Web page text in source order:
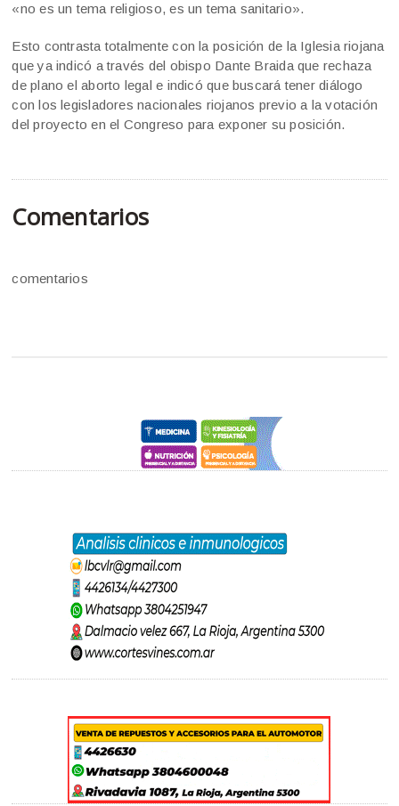
«no es un tema religioso, es un tema sanitario».
Esto contrasta totalmente con la posición de la Iglesia riojana
que ya indicó a través del obispo Dante Braida que rechaza
de plano el aborto legal e indicó que buscará tener diálogo
con los legisladores nacionales riojanos previo a la votación
del proyecto en el Congreso para exponer su posición.
Comentarios
comentarios